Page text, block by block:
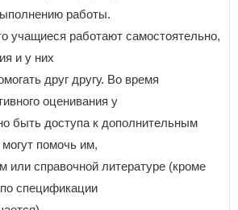
работы.
учащиеся работают самостоятельно,
и у них
друг другу. Во время
оценивания у
быть доступа к дополнительным
помочь им,
или справочной литературе (кроме
спецификации